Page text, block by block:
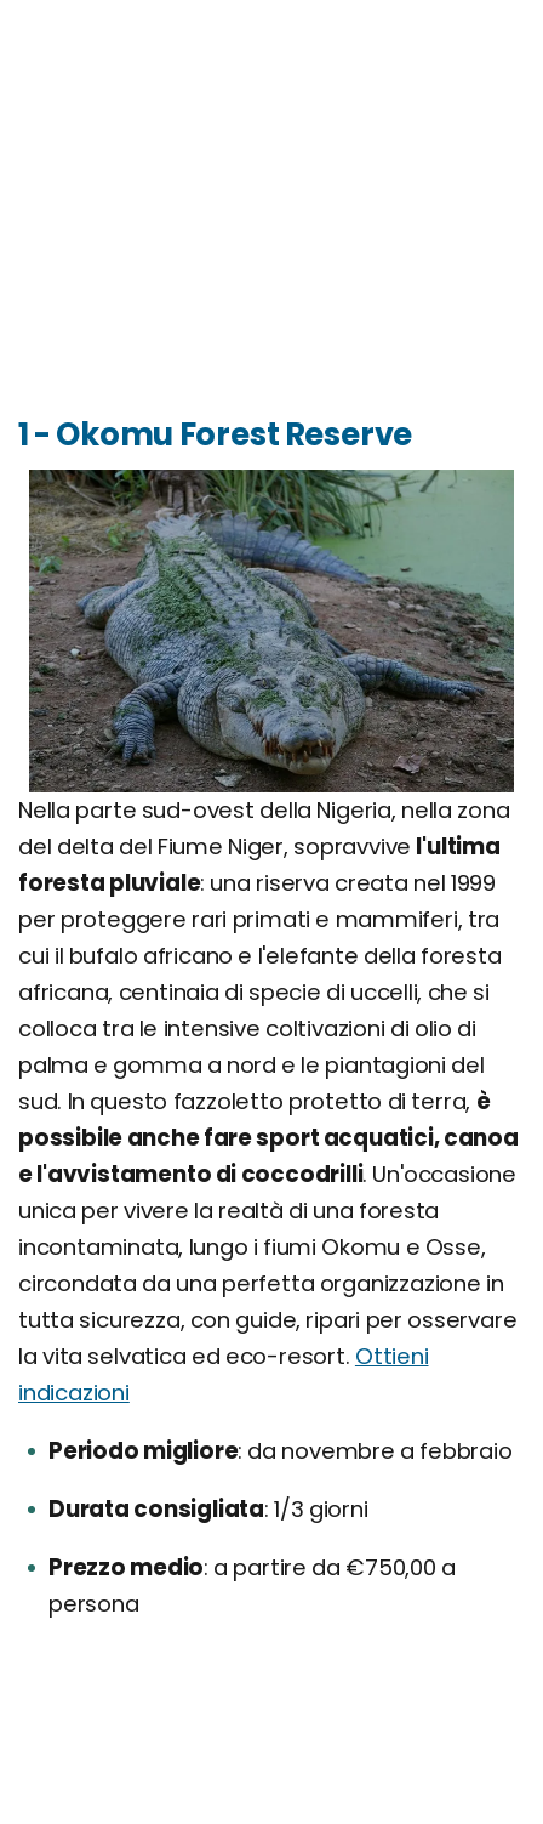
1 - Okomu Forest Reserve
Nella parte sud-ovest della Nigeria, nella zona
del delta del Fiume Niger, sopravvive l'ultima
foresta pluviale: una riserva creata nel 1999
per proteggere rari primati e mammiferi, tra
cui il bufalo africano e l'elefante della foresta
africana, centinaia di specie di uccelli, che si
colloca tra le intensive coltivazioni di olio di
palma e gomma a nord e le piantagioni del
sud. In questo fazzoletto protetto di terra, è
possibile anche fare sport acquatici, canoa
e l'avvistamento di coccodrilli. Un'occasione
unica per vivere la realtà di una foresta
incontaminata, lungo i fiumi Okomu e Osse,
circondata da una perfetta organizzazione in
tutta sicurezza, con guide, ripari per osservare
la vita selvatica ed eco-resort. Ottieni
indicazioni
Periodo migliore da novembre a febbraio
Durata consigliata 1/3 giorni
Prezzo medio a partire da €750,00 a
persona